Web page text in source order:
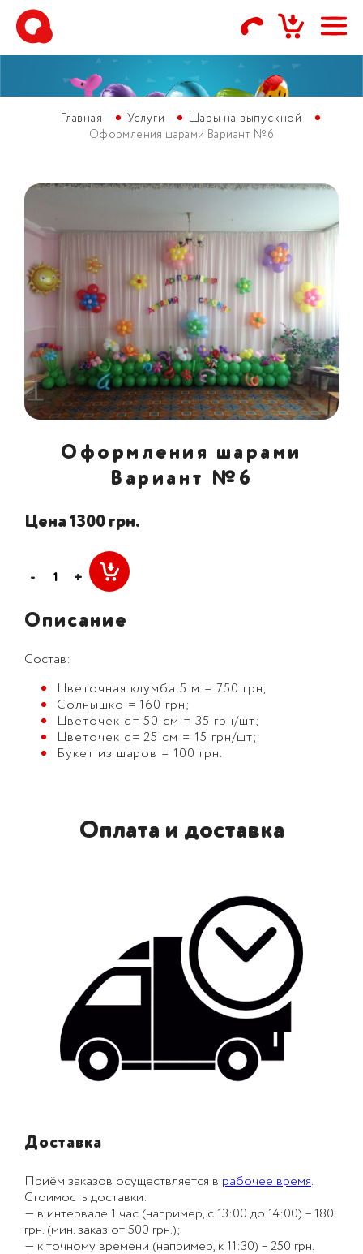
Главная Услуги
Шары на выпускной
Оформления шарами Вариант №6
Оформления шарами
Вариант №6
Цена 1300 грн.
- +
Описание
Состав:
Цветочная клумба 5 м = 750 грн;
Солнышко = 160 грн;
Цветочек d= 50 см = 35 грн/шт;
Цветочек d= 25 см = 15 грн/шт;
Букет из шаров = 100 грн.
Оплата и доставка
Доставка
Приём заказов осуществляется в рабочее время.
Стоимость доставки:
— в интервале 1 час (например, с 13:00 до 14:00) – 180
грн. (мин. заказ от 500 грн.);
— к точному времени (например, к 11:30) – 250 грн.